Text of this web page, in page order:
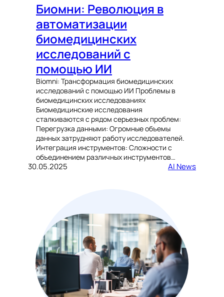
Биомни: Революция в
автоматизации
биомедицинских
исследований с
помощью ИИ
Biomni: Трансформация биомедицинских
исследований с помощью ИИ Проблемы в
биомедицинских исследованиях
Биомедицинские исследования
сталкиваются с рядом серьезных проблем:
Перегрузка данными: Огромные объемы
данных затрудняют работу исследователей.
Интеграция инструментов: Сложности с
объединением различных инструментов…
30.05.2025 AI News